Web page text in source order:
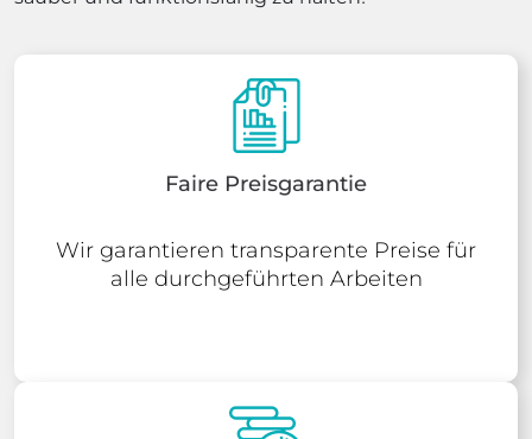
Faire Preisgarantie
Wir garantieren transparente Preise für
alle durchgeführten Arbeiten